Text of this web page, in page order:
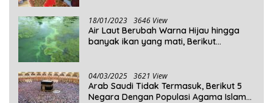
18/01/2023 3646 View
Air Laut Berubah Warna Hijau hingga
banyak ikan yang mati, Berikut
04/03/2025 3621 View
Arab Saudi Tidak Termasuk, Berikut 5
Negara Dengan Populasi Agama Islam